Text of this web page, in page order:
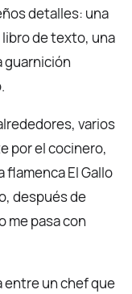
detalles: una
de texto, una
guarnición
varios
por el cocinero,
flamenca El Gallo
después de
me pasa con
entre un chef que